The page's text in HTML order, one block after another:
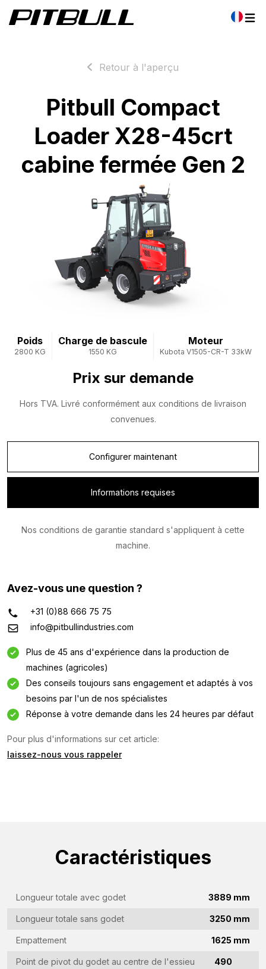
Retour à l'aperçu
Pitbull Compact
Loader X28-45crt
cabine fermée Gen 2
Poids
2800 KG
Charge de bascule
1550 KG
Moteur
Kubota V1505-CR-T 33kW
Prix ​​sur demande
Hors TVA. Livré conformément aux conditions de livraison
convenues.
Configurer maintenant
Informations requises
Nos conditions de garantie standard s'appliquent à cette
machine.
Avez-vous une question ?
+31 (0)88 666 75 75
info@pitbullindustries.com
Plus de 45 ans d'expérience dans la production de
machines (agricoles)
Des conseils toujours sans engagement et adaptés à vos
besoins par l'un de nos spécialistes
Réponse à votre demande dans les 24 heures par défaut
Pour plus d'informations sur cet article:
laissez-nous vous rappeler
Caractéristiques
Longueur totale avec godet 3889 mm
Longueur totale sans godet 3250 mm
Empattement 1625 mm
Point de pivot du godet au centre de l'essieu
490